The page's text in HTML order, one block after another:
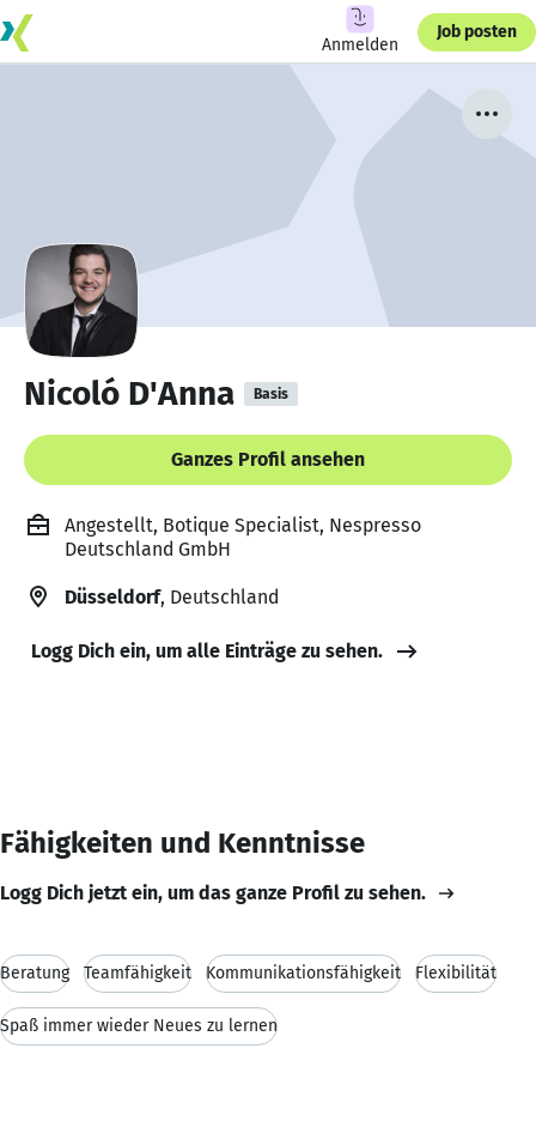
Anmelden
Job posten
Nicoló D'Anna Basis
Ganzes Profil ansehen
Angestellt, Botique Specialist, Nespresso
Deutschland GmbH
Düsseldorf, Deutschland
Logg Dich ein, um alle Einträge zu sehen.
Fähigkeiten und Kenntnisse
Logg Dich jetzt ein, um das ganze Profil zu sehen.
Beratung Teamfähigkeit Kommunikationsfähigkeit Flexibilität
Spaß immer wieder Neues zu lernen